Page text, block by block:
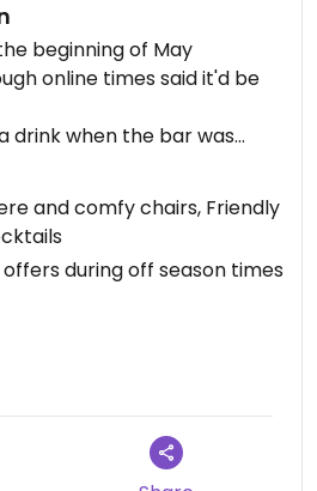
beginning of May
online times said it'd be
drink when the bar was
no food until two
and comfy chairs, Friendly
during off season times